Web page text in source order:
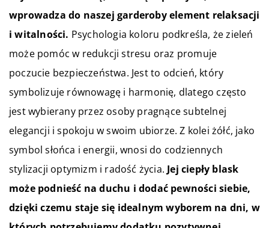
wprowadza do naszej garderoby element relaksacji
i witalności. Psychologia koloru podkreśla, że zieleń
może pomóc w redukcji stresu oraz promuje
poczucie bezpieczeństwa. Jest to odcień, który
symbolizuje równowagę i harmonię, dlatego często
jest wybierany przez osoby pragnące subtelnej
elegancji i spokoju w swoim ubiorze. Z kolei żółć, jako
symbol słońca i energii, wnosi do codziennych
stylizacji optymizm i radość życia. Jej ciepły blask
może podnieść na duchu i dodać pewności siebie,
dzięki czemu staje się idealnym wyborem na dni, w